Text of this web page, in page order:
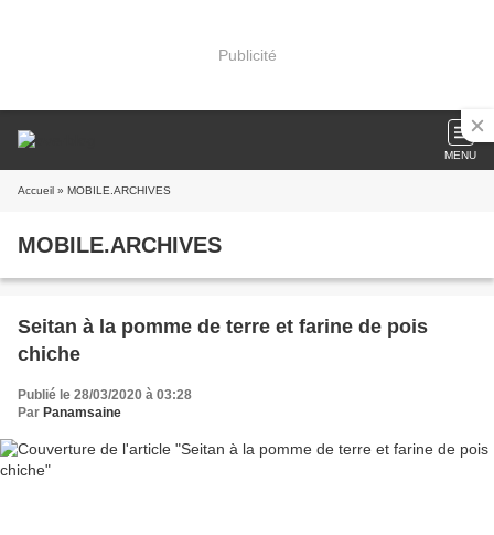
Publicité
MENU
Accueil » MOBILE.ARCHIVES
MOBILE.ARCHIVES
Seitan à la pomme de terre et farine de pois
chiche
Publié le 28/03/2020 à 03:28
Par Panamsaine